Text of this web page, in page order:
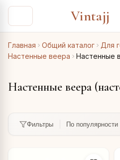
Vintajj
Главная Общий каталог
Для
Настенные веера
Настенные
Настенные веера
Фильтры